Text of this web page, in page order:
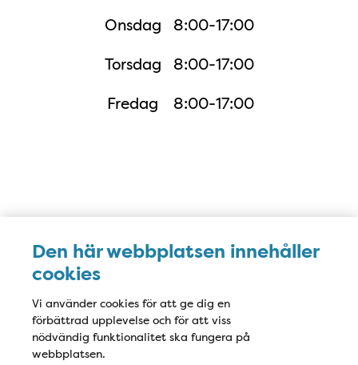
Den här webbplatsen innehåller
cookies
Vi använder cookies för att ge dig en
förbättrad upplevelse och för att viss
nödvändig funktionalitet ska fungera på
webbplatsen.
Onsdag
8:00-17:00
Torsdag
8:00-17:00
Fredag
8:00-17:00
Karta